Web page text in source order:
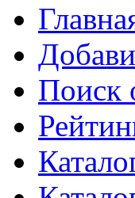
Поиск